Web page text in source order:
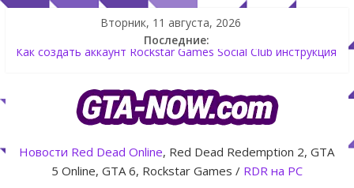
Вторник, 11 августа, 2026
Последние:
Как создать аккаунт Rockstar Games Social Club инструкция
The Kortz Center Heist — новое ограбление появится в
GTA Online уже 14 июля
GTA Online: Rockstar запускает программу Fine Art Collector
Летнее обновление для GTA 5 Online The Kortz Center Heist
Новости Red Dead Online, Red Dead Redemption 2, GTA
5 Online, GTA 6, Rockstar Games / RDR на PC